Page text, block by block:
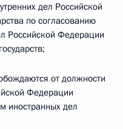
дел Российской
по согласованию
Российской Федерации
от должности
Федерации
иностранных дел